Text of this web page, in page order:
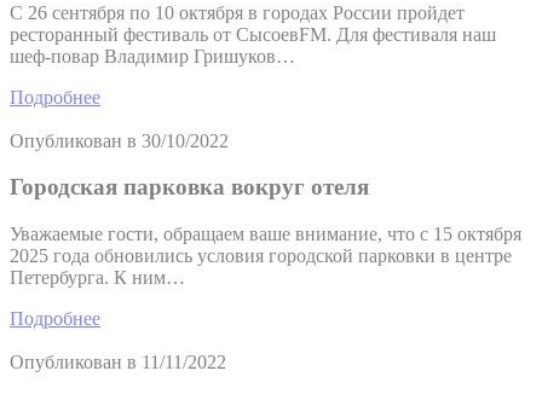
С 26 сентября по 10 октября в городах России пройдет
ресторанный фестиваль от СысоевFM. Для фестиваля наш
шеф-повар Владимир Гришуков…
Подробнее
Опубликован в 30/10/2022
Городская парковка вокруг отеля
Уважаемые гости, обращаем ваше внимание, что с 15 октября
2025 года обновились условия городской парковки в центре
Петербурга. К ним…
Подробнее
Опубликован в 11/11/2022